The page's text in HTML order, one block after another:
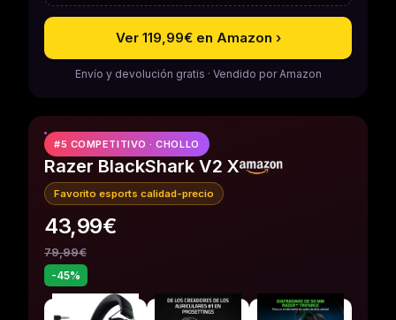
Ver 119,99€ en Amazon ›
Envío y devolución gratis · Vendido por Amazon
#5 COMPETITIVO · CHOLLO
Razer BlackShark V2 X
Favorito esports calidad-precio
43,99€
79,99€
-45%